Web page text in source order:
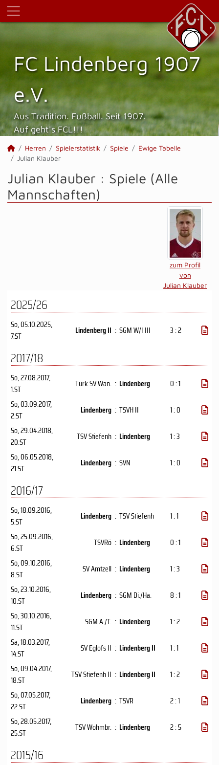
FC Lindenberg 1907
e.V.
Aus Tradition. Fußball. Seit 1907.
Auf geht's FCL!!!
Herren Spielerstatistik Spiele
Ewige Tabelle
Julian Klauber
Julian Klauber : Spiele (Alle
Mannschaften)
zum Profil
von
Julian Klauber
2025/26
So, 05.10.2025,
7.ST
Lindenberg II : SGM W/I III 3 : 2
2017/18
So, 27.08.2017,
1.ST
Türk SV Wan. : Lindenberg
0 : 1
So, 03.09.2017,
2.ST
Lindenberg : TSVH II
1 : 0
So, 29.04.2018,
20.ST
TSV Stiefenh : Lindenberg
1 : 3
So, 06.05.2018,
21.ST
Lindenberg : SVN 1 : 0
2016/17
So, 18.09.2016,
5.ST
Lindenberg : TSV Stiefenh
1 : 1
So, 25.09.2016,
6.ST
TSVRö : Lindenberg
0 : 1
So, 09.10.2016,
8.ST
SV Amtzell : Lindenberg
1 : 3
So, 23.10.2016,
10.ST
Lindenberg : SGM Di./Ha.
8 : 1
So, 30.10.2016,
11.ST
SGM A./T. : Lindenberg
1 : 2
Sa, 18.03.2017,
14.ST
SV Eglofs II : Lindenberg II
1 : 1
So, 09.04.2017,
18.ST
TSV Stiefenh II : Lindenberg II
1 : 2
So, 07.05.2017,
22.ST
Lindenberg : TSVR
2 : 1
So, 28.05.2017,
25.ST
TSV Wohmbr. : Lindenberg 2 : 5
2015/16